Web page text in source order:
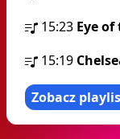
15:23 Eye
15:19
Zobacz